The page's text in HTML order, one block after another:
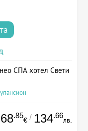
СПА хотел Свети
68.85
€ / 134.66
лв.